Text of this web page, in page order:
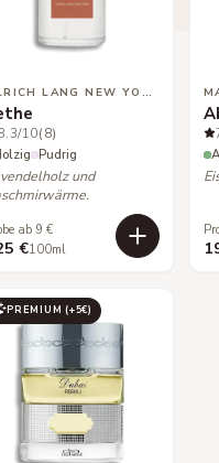
ULRICH LANG NEW YORK
/10(8)
Pudrig
und
ab 9 €
€100ml
PREMIUM (+5€)